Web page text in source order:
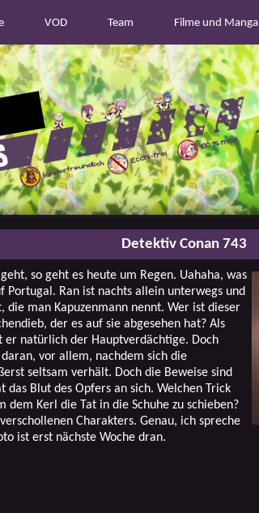
VOD Team Filme und Manga
Detektiv Conan 743
so geht es heute um Regen. Uahaha, was
Portugal. Ran ist nachts allein unterwegs und
man Kapuzenmann nennt. Wer ist dieser
der es auf sie abgesehen hat? Als
er natürlich der Hauptverdächtige. Doch
vor allem, nachdem sich die
seltsam verhält. Doch die Beweise sind
das Blut des Opfers an sich. Welchen Trick
dem Kerl die Tat in die Schuhe zu schieben?
Charakters. Genau, ich spreche
ist erst nächste Woche dran.